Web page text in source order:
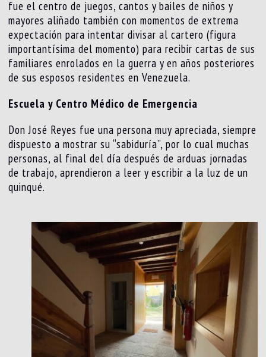
fue el centro de juegos, cantos y bailes de niños y
mayores aliñado también con momentos de extrema
expectación para intentar divisar al cartero (figura
importantísima del momento) para recibir cartas de sus
familiares enrolados en la guerra y en años posteriores
de sus esposos residentes en Venezuela.
Escuela y Centro Médico de Emergencia
Don José Reyes fue una persona muy apreciada, siempre
dispuesto a mostrar su “sabiduría”, por lo cual muchas
personas, al final del día después de arduas jornadas
de trabajo, aprendieron a leer y escribir a la luz de un
quinqué.